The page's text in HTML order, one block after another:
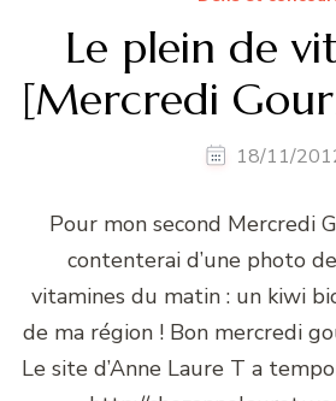
Le plein de
[Mercredi
18/11/
Pour mon second Mercredi
contenterai d’une photo
vitamines du matin : un kiwi
de ma région ! Bon mercredi
Le site d’Anne Laure T a